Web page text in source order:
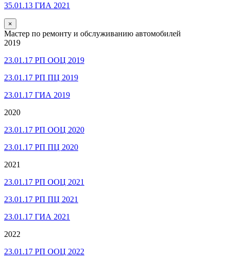
35.01.13 ГИА 2021
×
Мастер по ремонту и обслуживанию автомобилей
2019
23.01.17 РП ООЦ 2019
23.01.17 РП ПЦ 2019
23.01.17 ГИА 2019
2020
23.01.17 РП ООЦ 2020
23.01.17 РП ПЦ 2020
2021
23.01.17 РП ООЦ 2021
23.01.17 РП ПЦ 2021
23.01.17 ГИА 2021
2022
23.01.17 РП ООЦ 2022